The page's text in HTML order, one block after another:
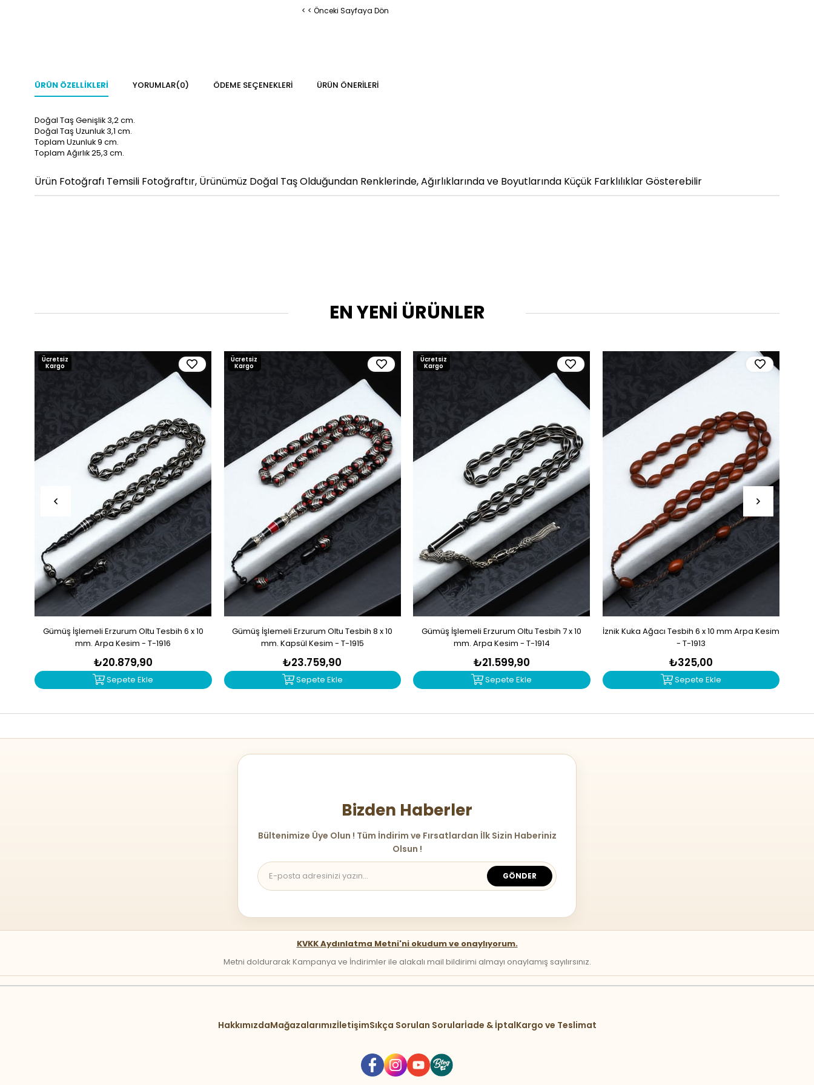
< < Önceki Sayfaya Dön
ÜRÜN ÖZELLIKLERI YORUMLAR(0) ÖDEME SEÇENEKLERI ÜRÜN ÖNERILERI
Doğal Taş Genişlik 3,2cm.
Doğal Taş Uzunluk 3,1 cm.
Toplam Uzunluk 9 cm.
Toplam Ağırlık 25,3 cm.
Ürün Fotoğrafı Temsili Fotoğraftır, Ürünümüz Doğal Taş Olduğundan Renklerinde, Ağırlıklarında ve Boyutlarında Küçük Farklılıklar Gösterebilir
EN YENİ ÜRÜNLER
Gümüş İşlemeli Erzurum Oltu Tesbih 6 x 10
mm. Arpa Kesim - T-1916
₺20.879,90
Sepete Ekle
Ücretsiz
Kargo
Gümüş İşlemeli Erzurum Oltu Tesbih 8 x 10
mm. Kapsül Kesim - T-1915
₺23.759,90
Sepete Ekle
Ücretsiz
Kargo
Gümüş İşlemeli Erzurum Oltu Tesbih 7 x 10
mm. Arpa Kesim - T-1914
₺21.599,90
Sepete Ekle
Ücretsiz
Kargo
İznik Kuka Ağacı Tesbih 6 x 10 mm Arpa Kesim
- T-1913
₺325,00
Sepete Ekle
Bizden Haberler
Bültenimize Üye Olun ! Tüm İndirim ve Fırsatlardan İlk Sizin Haberiniz
Olsun !
GÖNDER
KVKK Aydınlatma Metni'ni okudum ve onaylıyorum.
Metni doldurarak Kampanya ve İndirimler ile alakalı mail bildirimi almayı onaylamış sayılırsınız.
HakkımızdaMağazalarımızİletişimSıkça Sorulan Sorularİade & İptalKargo ve Teslimat